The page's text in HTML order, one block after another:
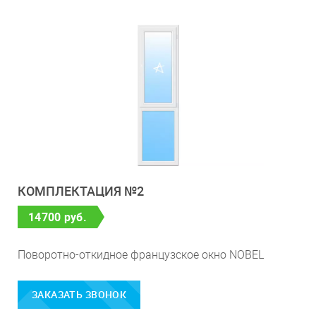
КОМПЛЕКТАЦИЯ №2
14700 руб.
Поворотно-откидное французское окно NOBEL
ЗАКАЗАТЬ ЗВОНОК